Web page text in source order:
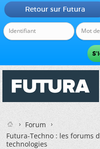
Retour sur Futura
Forum
Futura-Techno : les forums
technologies